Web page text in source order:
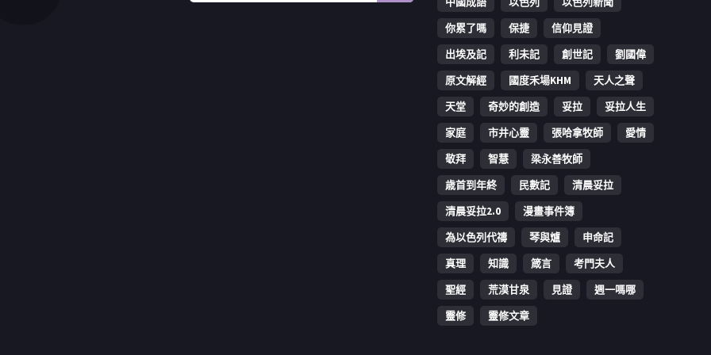
你累了嗎
保捷
信仰見證
出埃及記
利未記 創世記
劉國偉
原文解經
國度禾場KHM
天人之聲
天堂
奇妙的創造 妥拉
妥拉人生
家庭
市井心靈 張哈拿牧師
愛情
敬拜
智慧
梁永善牧師
歳首到年終
民數記
清晨妥拉
清晨妥拉2.0
漫畫事件簿
為以色列代禱
琴與爐
申命記
真理
知識 箴言
考門夫人
聖經
荒漠甘泉 見證
週一嗎哪
靈修
靈修文章